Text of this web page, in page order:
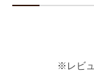
※レビ